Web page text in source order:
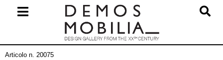
Articolo n. 20075